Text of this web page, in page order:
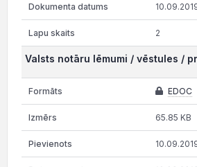
2
Valsts notāru lēmumi / vēstules /
EDOC
65.85 KB